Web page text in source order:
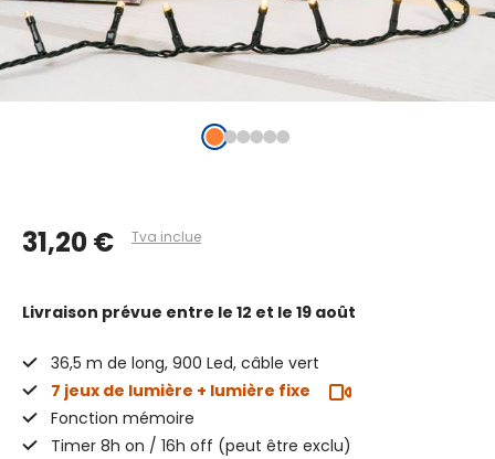
31,20 € Tva inclue
Livraison prévue entre le 12 et le 19 août
36,5 m de long, 900 Led, câble vert
7 jeux de lumière + lumière fixe
Fonction mémoire
Timer 8h on / 16h off (peut être exclu)